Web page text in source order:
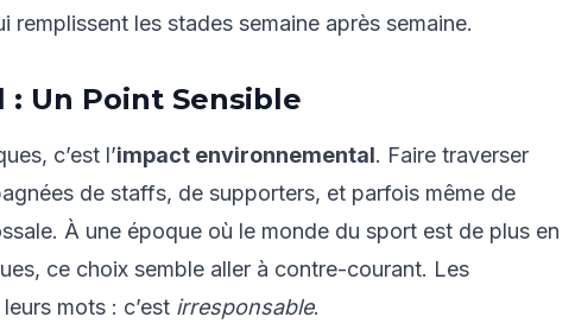
les stades semaine après semaine.
Un Point Sensible
c’est l’impact environnemental. Faire traverser
de staffs, de supporters, et parfois même de
À une époque où le monde du sport est de plus en
ce choix semble aller à contre-courant. Les
mots : c’est irresponsable.